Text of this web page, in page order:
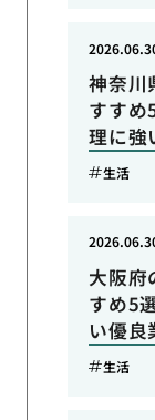
神奈川
すすめ
理に強
生活
大阪府
すめ5
い優良
生活